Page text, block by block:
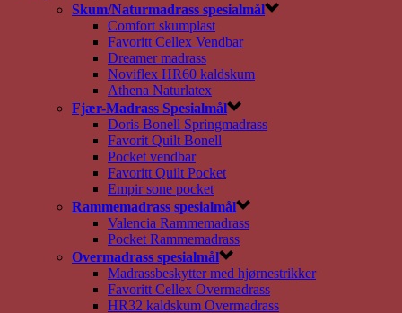
Skum/Naturmadrass spesialmål
Comfort skumplast
Favoritt Cellex Vendbar
Dreamer madrass
Noviflex HR60 kaldskum
Athena Naturlatex
Fjær-Madrass Spesialmål
Doris Bonell Springmadrass
Favorit Quilt Bonell
Pocket vendbar
Favoritt Quilt Pocket
Empir sone pocket
Rammemadrass spesialmål
Valencia Rammemadrass
Pocket Rammemadrass
Overmadrass spesialmål
Madrassbeskytter med hjørnestrikker
Favoritt Cellex Overmadrass
HR32 kaldskum Overmadrass